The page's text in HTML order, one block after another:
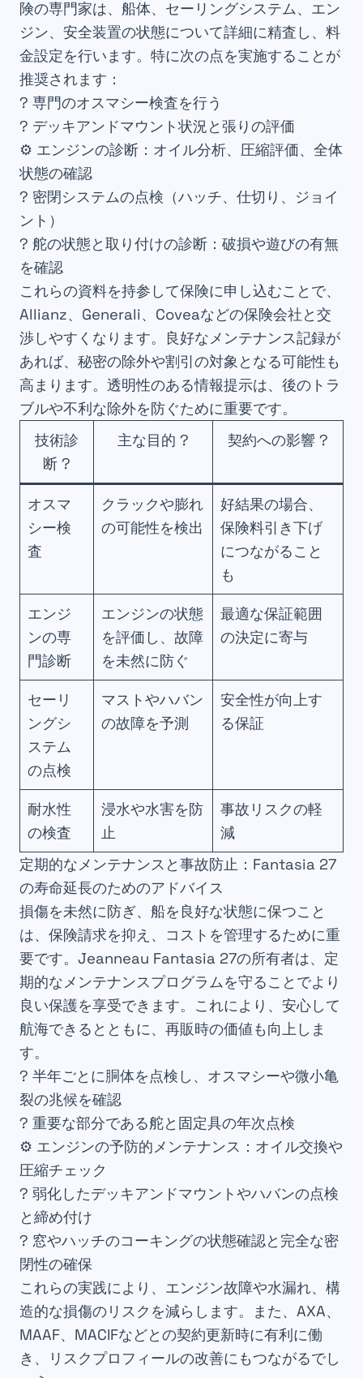
険の専門家は、船体、セーリングシステム、エン
ジン、安全装置の状態について詳細に精査し、料
金設定を行います。特に次の点を実施することが
推奨されます：
? 専門のオスマシー検査を行う
?️ デッキアンドマウント状況と張りの評価
⚙️ エンジンの診断：オイル分析、圧縮評価、全体
状態の確認
? 密閉システムの点検（ハッチ、仕切り、ジョイ
ント）
? 舵の状態と取り付けの診断：破損や遊びの有無
を確認
これらの資料を持参して保険に申し込むことで、
Allianz、Generali、Coveaなどの保険会社と交
渉しやすくなります。良好なメンテナンス記録が
あれば、秘密の除外や割引の対象となる可能性も
高まります。透明性のある情報提示は、後のトラ
ブルや不利な除外を防ぐために重要です。
技術診
断 ?
主な目的 ? 契約への影響 ?
オスマ
シー検
査
クラックや膨れ
の可能性を検出
好結果の場合、
保険料引き下げ
につながること
も
エンジ
ンの専
門診断
エンジンの状態
を評価し、故障
を未然に防ぐ
最適な保証範囲
の決定に寄与
セーリ
ングシ
ステム
の点検
マストやハバン
の故障を予測
安全性が向上す
る保証
耐水性
の検査
浸水や水害を防
止
事故リスクの軽
減
定期的なメンテナンスと事故防止：Fantasia 27
の寿命延長のためのアドバイス
損傷を未然に防ぎ、船を良好な状態に保つこと
は、保険請求を抑え、コストを管理するために重
要です。Jeanneau Fantasia 27の所有者は、定
期的なメンテナンスプログラムを守ることでより
良い保護を享受できます。これにより、安心して
航海できるとともに、再販時の価値も向上しま
す。
? 半年ごとに胴体を点検し、オスマシーや微小亀
裂の兆候を確認
? 重要な部分である舵と固定具の年次点検
⚙️ エンジンの予防的メンテナンス：オイル交換や
圧縮チェック
?️ 弱化したデッキアンドマウントやハバンの点検
と締め付け
? 窓やハッチのコーキングの状態確認と完全な密
閉性の確保
これらの実践により、エンジン故障や水漏れ、構
造的な損傷のリスクを減らします。また、AXA、
MAAF、MACIFなどとの契約更新時に有利に働
き、リスクプロフィールの改善にもつながるでし